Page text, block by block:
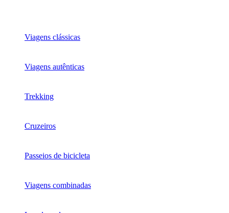
Viagens clássicas
Viagens autênticas
Trekking
Cruzeiros
Passeios de bicicleta
Viagens combinadas